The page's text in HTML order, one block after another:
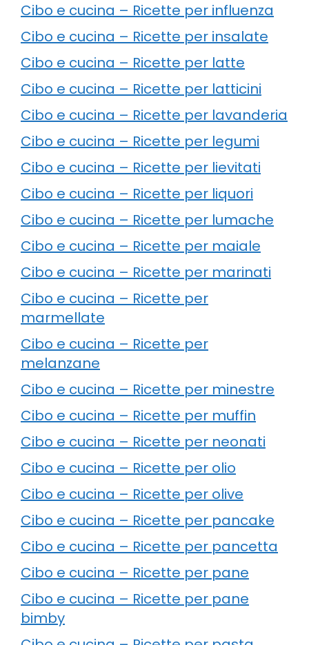
Cibo e cucina – Ricette per influenza
Cibo e cucina – Ricette per insalate
Cibo e cucina – Ricette per latte
Cibo e cucina – Ricette per latticini
Cibo e cucina – Ricette per lavanderia
Cibo e cucina – Ricette per legumi
Cibo e cucina – Ricette per lievitati
Cibo e cucina – Ricette per liquori
Cibo e cucina – Ricette per lumache
Cibo e cucina – Ricette per maiale
Cibo e cucina – Ricette per marinati
Cibo e cucina – Ricette per
marmellate
Cibo e cucina – Ricette per
melanzane
Cibo e cucina – Ricette per minestre
Cibo e cucina – Ricette per muffin
Cibo e cucina – Ricette per neonati
Cibo e cucina – Ricette per olio
Cibo e cucina – Ricette per olive
Cibo e cucina – Ricette per pancake
Cibo e cucina – Ricette per pancetta
Cibo e cucina – Ricette per pane
Cibo e cucina – Ricette per pane
bimby